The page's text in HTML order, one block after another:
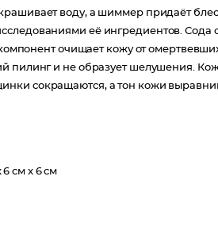
воду, а шиммер придаёт
её ингредиентов. Сода
компонент очищает кожу от
пилинг и не образует шелушения.
сокращаются, а тон кожи
6 см x 6 см